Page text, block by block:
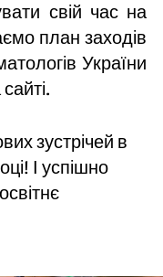
свій час на
план заходів
України
І успішно